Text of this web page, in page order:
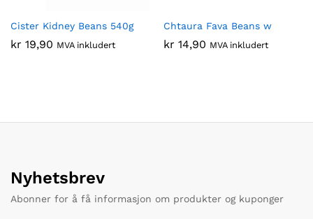
Cister Kidney Beans 540g
kr 19,90 MVA inkludert
Chtaura Fava Beans w
kr 14,90 MVA inkludert
Nyhetsbrev
Abonner for å få informasjon om produkter og kuponger